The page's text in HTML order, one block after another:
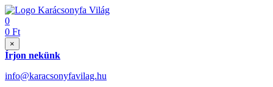
0
0 Ft
×
Írjon nekünk
info@karacsonyfavilag.hu